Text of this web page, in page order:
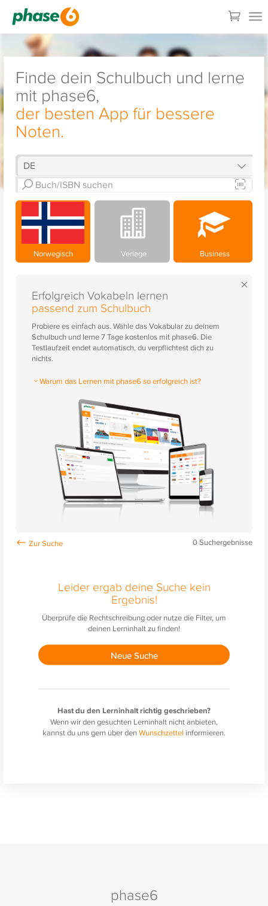
Finde dein Schulbuch und lerne
mit phase6,
der besten App für bessere
Noten.
Norwegisch Verlage Business
×
Erfolgreich Vokabeln lernen
passend zum Schulbuch
Probiere es einfach aus. Wähle das Vokabular zu deinem
Schulbuch und lerne 7 Tage kostenlos mit phase6. Die
Testlaufzeit endet automatisch, du verpflichtest dich zu
nichts.
Warum das Lernen mit phase6 so erfolgreich ist?
0Suchergebnisse
Leider ergab deine Suche kein
Ergebnis!
Überprüfe die Rechtschreibung oder nutze die Filter, um
deinen Lerninhalt zu finden!
Neue Suche
Hast du den Lerninhalt richtig geschrieben?
Wenn wir den gesuchten Lerninhalt nicht anbieten,
kannst du uns gern über denWunschzettel informieren.
phase6